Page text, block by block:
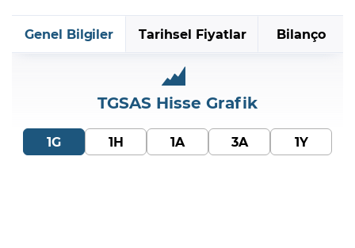
Genel Bilgiler Tarihsel Fiyatlar Bilanço
TGSAS Hisse Grafik
1G 1H 1A 3A 1Y